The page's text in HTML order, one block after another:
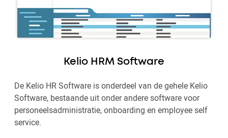
Kelio HRM Software
De Kelio HR Software is onderdeel van de gehele Kelio
Software, bestaande uit onder andere software voor
personeelsadministratie, onboarding en employee self
service.